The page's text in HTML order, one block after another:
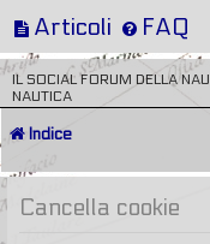
Articoli FAQ
IL SOCIAL FORUM DELLA
NAUTICA
Indice
Cancella cookie